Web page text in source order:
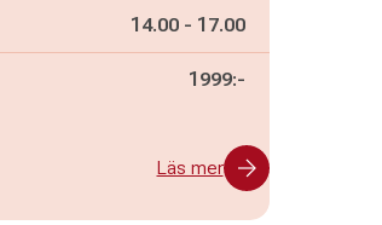
Pågår mellan
14.00 - och
17.00
1999:-
Läs mer